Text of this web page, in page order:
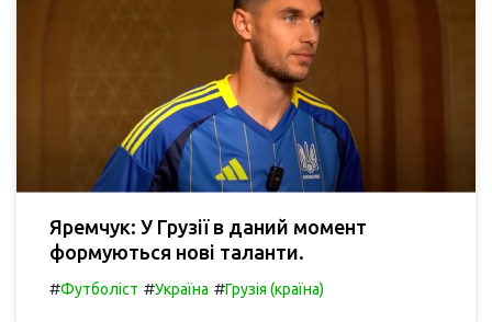
Яремчук: У Грузії в даний момент
формуються нові таланти.
#Футболіст #Україна #Грузія (країна)